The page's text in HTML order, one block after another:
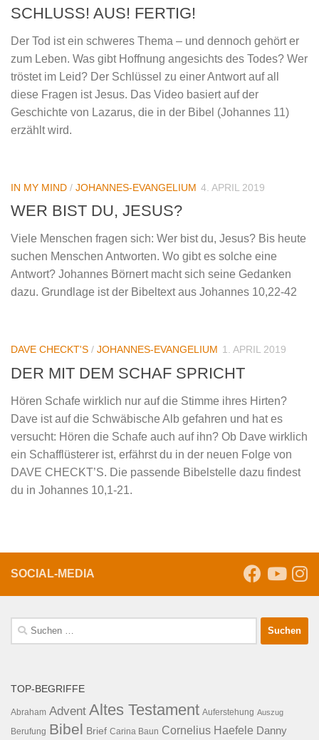
SCHLUSS! AUS! FERTIG!
Der Tod ist ein schweres Thema – und dennoch gehört er
zum Leben. Was gibt Hoffnung angesichts des Todes? Wer
tröstet im Leid? Der Schlüssel zu einer Antwort auf all
diese Fragen ist Jesus. Das Video basiert auf der
Geschichte von Lazarus, die in der Bibel (Johannes 11)
erzählt wird.
IN MY MIND / JOHANNES-EVANGELIUM 4. APRIL 2019
WER BIST DU, JESUS?
Viele Menschen fragen sich: Wer bist du, Jesus? Bis heute
suchen Menschen Antworten. Wo gibt es solche eine
Antwort? Johannes Börnert macht sich seine Gedanken
dazu. Grundlage ist der Bibeltext aus Johannes 10,22-42
DAVE CHECKT'S / JOHANNES-EVANGELIUM 1. APRIL 2019
DER MIT DEM SCHAF SPRICHT
Hören Schafe wirklich nur auf die Stimme ihres Hirten?
Dave ist auf die Schwäbische Alb gefahren und hat es
versucht: Hören die Schafe auch auf ihn? Ob Dave wirklich
ein Schafflüsterer ist, erfährst du in der neuen Folge von
DAVE CHECKT’S. Die passende Bibelstelle dazu findest
du in Johannes 10,1-21.
SOCIAL-MEDIA
Suche
nach:
TOP-BEGRIFFE
Abraham Advent Altes Testament Auferstehung Auszug
Berufung Bibel Brief Carina Baun Cornelius Haefele Danny